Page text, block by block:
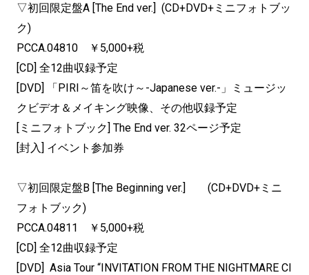
▽初回限定盤A [The End ver.] (CD+DVD+ミニフォトブッ
ク)
PCCA.04810 ￥5,000+税
[CD] 全12曲収録予定
[DVD] 「PIRI～笛を吹け～-Japanese ver.-」ミュージッ
クビデオ＆メイキング映像、その他収録予定
[ミニフォトブック] The End ver. 32ページ予定
[封入] イベント参加券
▽初回限定盤B [The Beginning ver.] (CD+DVD+ミニ
フォトブック)
PCCA.04811 ￥5,000+税
[CD] 全12曲収録予定
[DVD] Asia Tour “INVITATION FROM THE NIGHTMARE CI